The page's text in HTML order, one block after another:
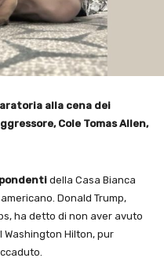
alla cena dei
Cole Tomas Allen,
della Casa Bianca
Donald Trump,
ha detto di non aver avuto
Hilton, pur